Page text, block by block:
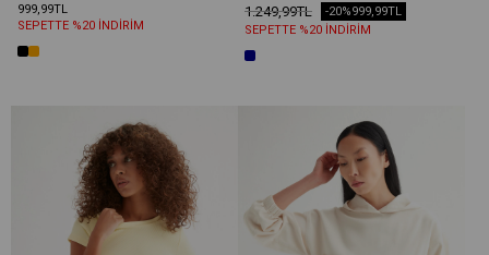
999,99TL
SEPETTE %20 İNDİRİM
1.249,99TL 999,99TL
-20%
SEPETTE %20 İNDİRİM